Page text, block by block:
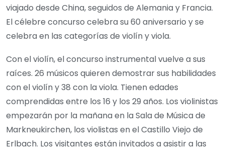
viajado desde China, seguidos de Alemania y Francia.
El célebre concurso celebra su 60 aniversario y se
celebra en las categorías de violín y viola.
Con el violín, el concurso instrumental vuelve a sus
raíces. 26 músicos quieren demostrar sus habilidades
con el violín y 38 con la viola. Tienen edades
comprendidas entre los 16 y los 29 años. Los violinistas
empezarán por la mañana en la Sala de Música de
Markneukirchen, los violistas en el Castillo Viejo de
Erlbach. Los visitantes están invitados a asistir a las